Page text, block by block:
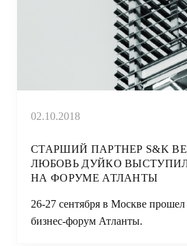
02.10.2018
СТАРШИЙ ПАРТНЕР S&K
ЛЮБОВЬ ДУЙКО
НА ФОРУМЕ АТЛАНТЫ
26-27 сентября в Москве
бизнес-форум Атланты.